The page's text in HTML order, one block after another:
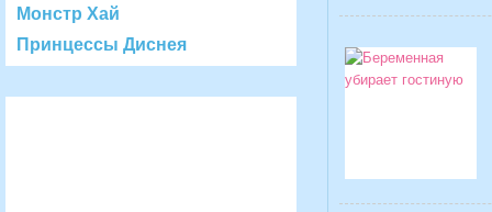
Монстр Хай
Принцессы Диснея